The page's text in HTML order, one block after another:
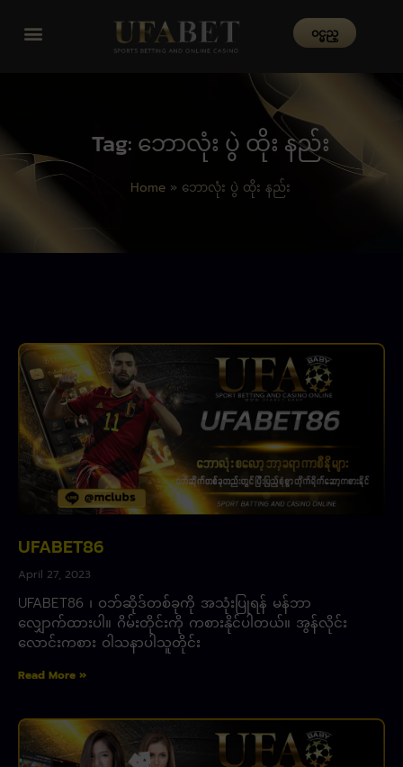
၀င္မည္
Tag: ဘောလုံး ပွဲ ထိုး နည်း
Home » ဘောလုံး ပွဲ ထိုး နည်း
UFABET86
April 27, 2023
UFABET86 ၊ ဝဘ်ဆိုဒ်တစ်ခုကို အသုံးပြုရန် မန်ဘာ
လျှောက်ထားပါ။ ဂိမ်းတိုင်းကို ကစားနိုင်ပါတယ်။ အွန်လိုင်း
လောင်းကစား ဝါသနာပါသူတိုင်း
Read More »